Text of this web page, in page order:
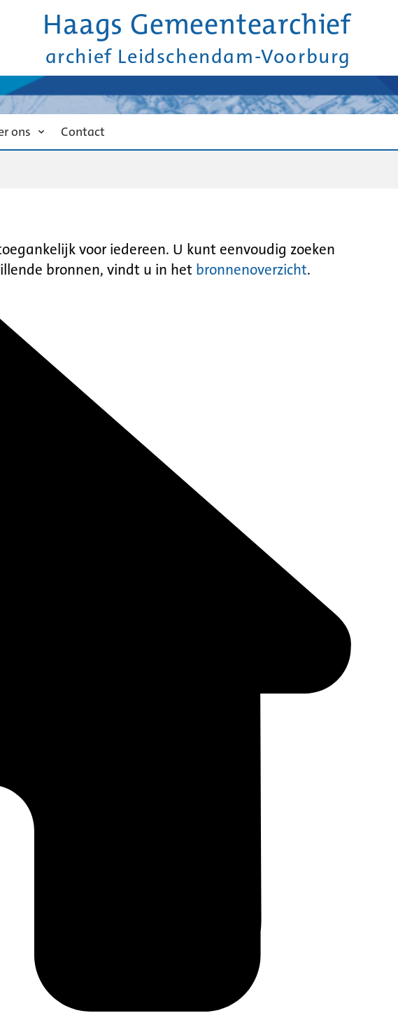
Haags Gemeentearchief
archief Leidschendam-Voorburg
ons Contact
voor iedereen. U kunt eenvoudig zoeken
bronnen, vindt u in het bronnenoverzicht.